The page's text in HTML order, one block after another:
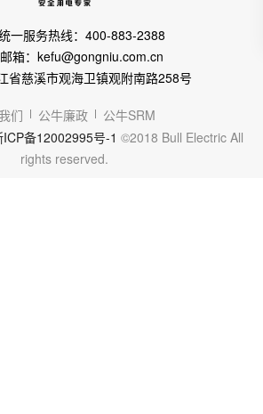
一服务热线：400-883-2388
箱：kefu@gongniu.com.cn
省慈溪市观海卫镇观附南路258号
们 公牛廉政
公牛SRM
ICP备12002995号-1 ©2018 Bull Electric All
rights reserved.